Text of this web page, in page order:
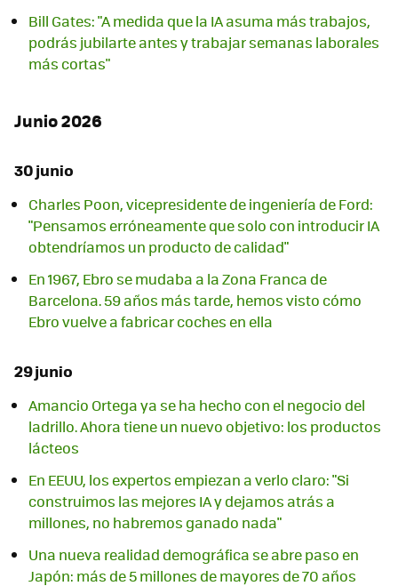
Bill Gates: "A medida que la IA asuma más trabajos,
podrás jubilarte antes y trabajar semanas laborales
más cortas"
Junio 2026
30 junio
Charles Poon, vicepresidente de ingeniería de Ford:
"Pensamos erróneamente que solo con introducir IA
obtendríamos un producto de calidad"
En 1967, Ebro se mudaba a la Zona Franca de
Barcelona. 59 años más tarde, hemos visto cómo
Ebro vuelve a fabricar coches en ella
29 junio
Amancio Ortega ya se ha hecho con el negocio del
ladrillo. Ahora tiene un nuevo objetivo: los productos
lácteos
En EEUU, los expertos empiezan a verlo claro: "Si
construimos las mejores IA y dejamos atrás a
millones, no habremos ganado nada"
Una nueva realidad demográfica se abre paso en
Japón: más de 5 millones de mayores de 70 años